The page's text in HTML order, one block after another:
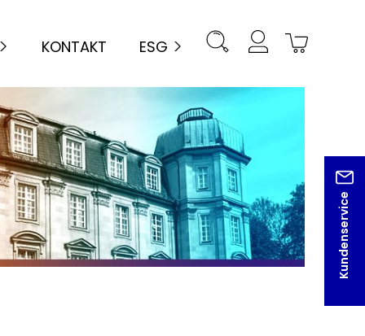
KONTAKT ESG
Kundenservice